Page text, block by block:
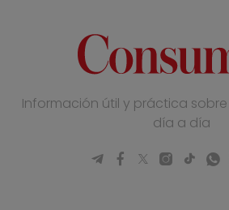
Información útil y práctica
día a día